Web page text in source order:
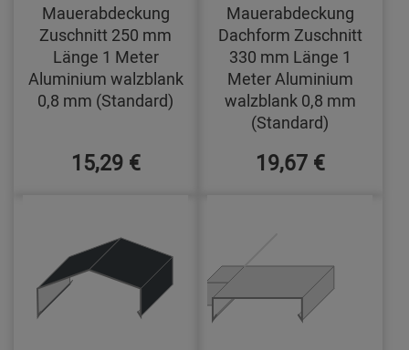
Mauerabdeckung
Zuschnitt 250 mm
Länge 1 Meter
Aluminium walzblank
0,8 mm (Standard)
15,29 €
Mauerabdeckung
Dachform Zuschnitt
330 mm Länge 1
Meter Aluminium
walzblank 0,8 mm
(Standard)
19,67 €